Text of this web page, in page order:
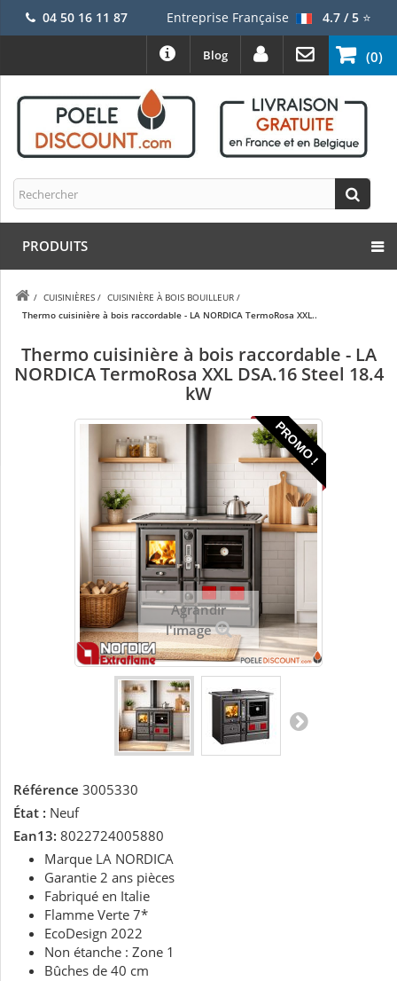
04 50 16 11 87 Entreprise Française 4.7 / 5⭐
(0)
Blog
PRODUITS
/ CUISINIÈRES / CUISINIÈRE À BOIS BOUILLEUR /
Thermo cuisinière à bois raccordable - LA NORDICA TermoRosa XXL..
Thermo cuisinière à bois raccordable - LA
NORDICA TermoRosa XXL DSA.16 Steel 18.4
kW
PROMO !
Agrandir
l'image
Référence 3005330
État : Neuf
Ean13: 8022724005880
Marque LA NORDICA
Garantie 2 ans pièces
Fabriqué en Italie
Flamme Verte 7*
EcoDesign 2022
Non étanche : Zone 1
Bûches de 40 cm